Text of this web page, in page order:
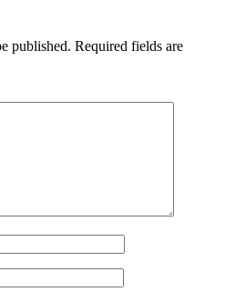
published. Required fields are